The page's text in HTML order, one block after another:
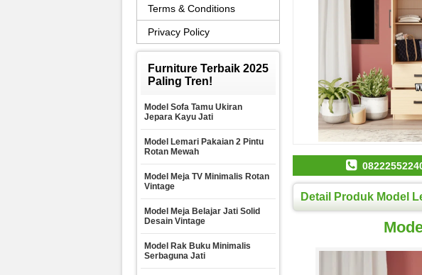
Detail Produk Model
Terms & Conditions
Privacy Policy
Furniture Terbaik 2025
Paling Tren!
Model Sofa Tamu Ukiran
Jepara Kayu Jati
Model Lemari Pakaian 2 Pintu
Rotan Mewah
Model Meja TV Minimalis Rotan
Vintage
Model Meja Belajar Jati Solid
Desain Vintage
Model Rak Buku Minimalis
Serbaguna Jati